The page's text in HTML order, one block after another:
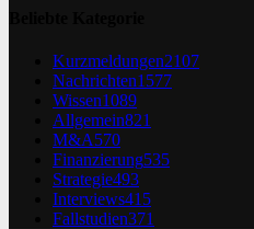
Kurzmeldungen2107
Nachrichten1577
Wissen1089
Allgemein821
M&A570
Finanzierung535
Strategie493
Interviews415
Fallstudien371